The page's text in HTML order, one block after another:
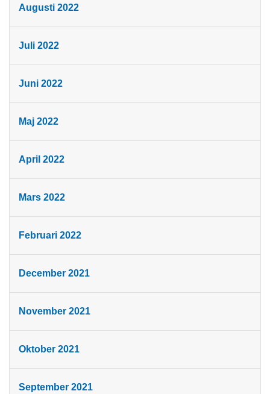
Augusti 2022
Juli 2022
Juni 2022
Maj 2022
April 2022
Mars 2022
Februari 2022
December 2021
November 2021
Oktober 2021
September 2021